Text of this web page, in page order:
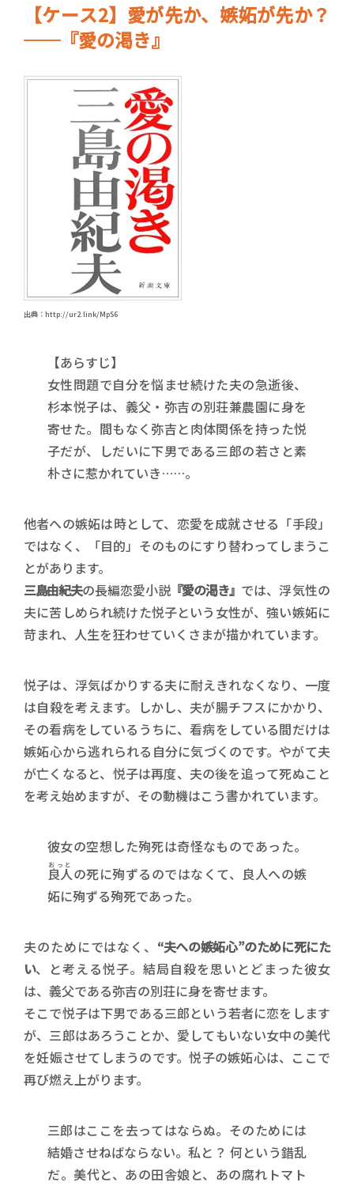
【ケース2】愛が先か、嫉妬が先か？
──『愛の渇き』
出典：http://ur2.link/MpS6
【あらすじ】
女性問題で自分を悩ませ続けた夫の急逝後、
杉本悦子は、義父・弥吉の別荘兼農園に身を
寄せた。間もなく弥吉と肉体関係を持った悦
子だが、しだいに下男である三郎の若さと素
朴さに惹かれていき……。
他者への嫉妬は時として、恋愛を成就させる「手段」
ではなく、「目的」そのものにすり替わってしまうこ
とがあります。
三島由紀夫の長編恋愛小説『愛の渇き』 では、浮気性の
夫に苦しめられ続けた悦子という女性が、強い嫉妬に
苛まれ、人生を狂わせていくさまが描かれています。
悦子は、浮気ばかりする夫に耐えきれなくなり、一度
は自殺を考えます。しかし、夫が腸チフスにかかり、
その看病をしているうちに、看病をしている間だけは
嫉妬心から逃れられる自分に気づくのです。やがて夫
が亡くなると、悦子は再度、夫の後を追って死ぬこと
を考え始めますが、その動機はこう書かれています。
彼女の空想した殉死は奇怪なものであった。
良人
おっと の死に殉ずるのではなくて、良人への嫉
妬に殉ずる殉死であった。
夫のためにではなく、 “夫への嫉妬心”のために死にた
い、と考える悦子。結局自殺を思いとどまった彼女
は、義父である弥吉の別荘に身を寄せます。
そこで悦子は下男である三郎という若者に恋をします
が、三郎はあろうことか、愛してもいない女中の美代
を妊娠させてしまうのです。悦子の嫉妬心は、ここで
再び燃え上がります。
三郎はここを去ってはならぬ。そのためには
結婚させねばならない。私と？ 何という錯乱
だ。美代と、あの田舎娘と、あの腐れトマト